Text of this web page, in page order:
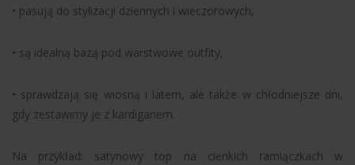
• pasują do stylizacji dziennych i wieczorowych,
• są idealną bazą pod warstwowe outfity,
• sprawdzają się wiosną i latem, ale także w chłodniejsze dni,
gdy zestawimy je z kardiganem.
Na przykład: satynowy top na cienkich ramiączkach w